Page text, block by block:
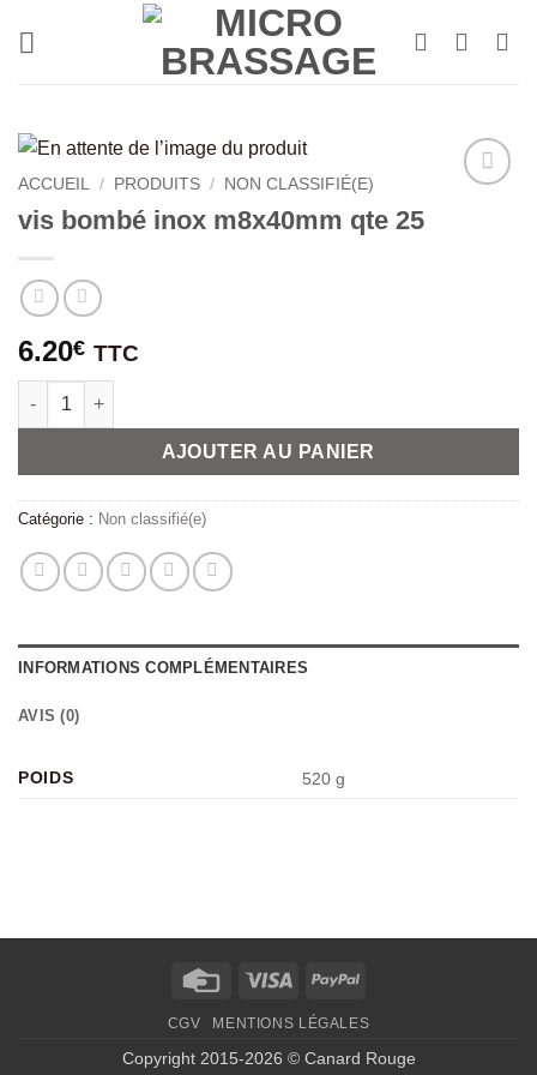
ACCUEIL / PRODUITS / NON CLASSIFIÉ(E)
vis bombé inox m8x40mm qte 25
6.20€ TTC
quantité de vis bombé inox m8x40mm qte 25
AJOUTER AU PANIER
Catégorie : Non classifié(e)
INFORMATIONS COMPLÉMENTAIRES
AVIS (0)
POIDS 520 g
Credit
Visa PayPal
CGV MENTIONS LÉGALES
Copyright 2015-2026 © Canard Rouge